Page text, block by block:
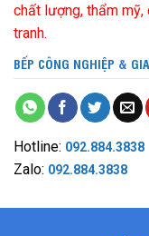
chất lượng, thẩm
tranh.
BẾP CÔNG NGHIỆP &
Hotline: 092.884.3838
Zalo: 092.884.3838